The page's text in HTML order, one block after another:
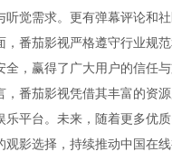
听觉需求。更有弹幕评论和
，番茄影视严格遵守行业规
全，赢得了广大用户的信任与
，番茄影视凭借其丰富的资
乐平台。未来，随着更多优
观影选择，持续推动中国在